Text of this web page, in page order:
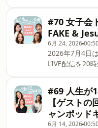
性の葛藤やア
に寄り添うとい
ピソードです。
たホームペー
プ】01:13 自己
事・3人の子育
子ども嫌いで
どうして子ども
子どもを産んで
安はなかった
ては両立でき
もっと周りの
で使えるコン
お願い
Q&amp;Aをお
てくださってい
さっている皆さ
ざいます。3年
いします！み
式LINEへのお
⁠⁠⁠⁠⁠⁠https://lin.ee/
ター紹介】さ
YouTubeで自
望のメッセー
は、オンライ
#70 女子会
FAKE &
6月 24, 2026
2026年7月4日
LIVE配信を20
ス！？ぜひ以
さい☺️
https://
FAKEで女子会
#69 人生が
【ゲスト
ャンポッド
6月 14, 2026